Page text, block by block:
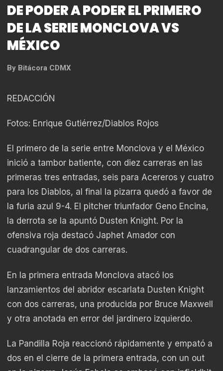
DE PODER A PODER EL PRIMERO
DE LA SERIE MONCLOVA VS
MÉXICO
By Bitácora CDMX
REDACCIÓN
Fotos: Enrique Gutiérrez/Diablos Rojos
El primero de la serie entre Monclova y el México
inició a tambor batiente, con diez carreras en las
primeras tres entradas, seis para Acereros y cuatro
para los Diablos, al final la pizarra quedó a favor de
la furia azul 9-4. El pitcher triunfador Geno Encina,
la derrota se la apuntó Dusten Knight. Por la
ofensiva roja destacó Japhet Amador con
cuadrangular de dos carreras.
En la primera entrada Monclova atacó los
lanzamientos del abridor escarlata Dusten Knight
con dos carreras, una producida por Bruce Maxwell
y otra anotada en error del jardinero izquierdo.
La Pandilla Roja reaccionó rápidamente y empató a
dos en el cierre de la primera entrada, con un out